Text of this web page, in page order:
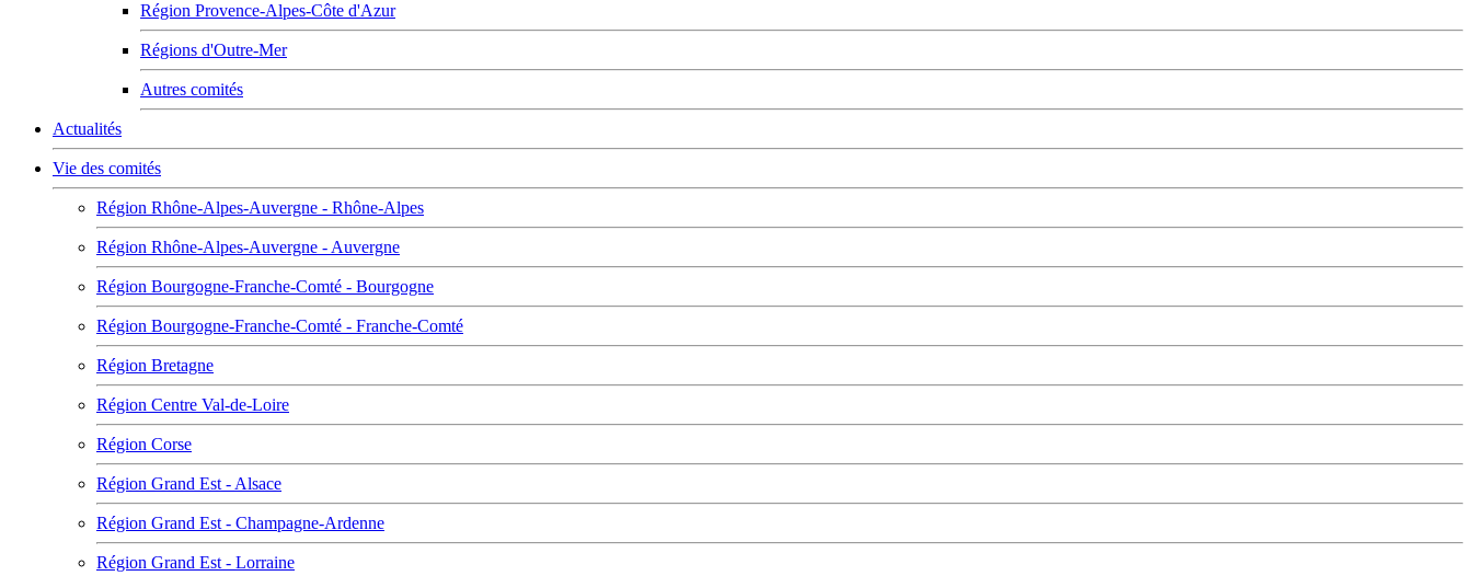
Région Provence-Alpes-Côte d'Azur
Régions d'Outre-Mer
Autres comités
Actualités
Vie des comités
Région Rhône-Alpes-Auvergne - Rhône-Alpes
Région Rhône-Alpes-Auvergne - Auvergne
Région Bourgogne-Franche-Comté - Bourgogne
Région Bourgogne-Franche-Comté - Franche-Comté
Région Bretagne
Région Centre Val-de-Loire
Région Corse
Région Grand Est - Alsace
Région Grand Est - Champagne-Ardenne
Région Grand Est - Lorraine